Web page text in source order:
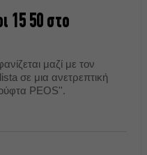
15 50 στο
μαζί με τον
σε μια ανετρεπτική
PEOS''.